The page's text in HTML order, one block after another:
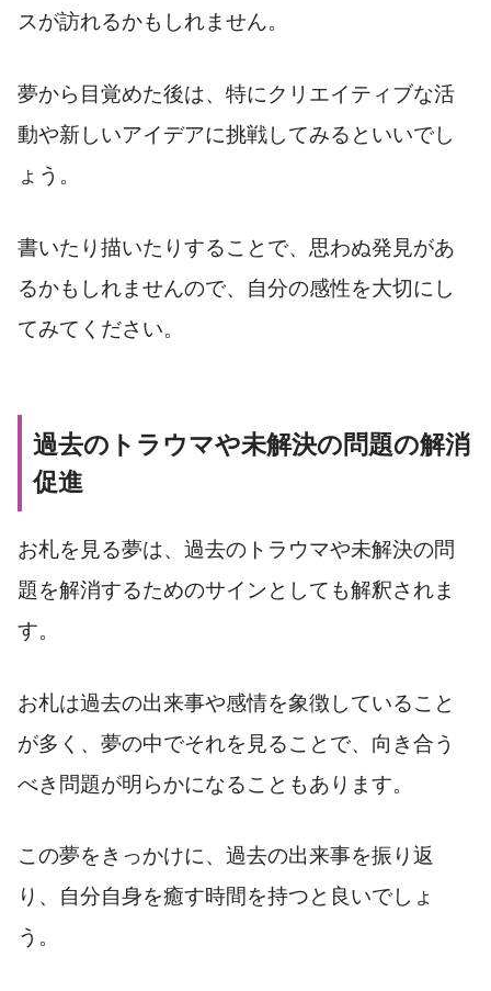
スが訪れるかもしれません。
夢から目覚めた後は、特にクリエイティブな活
動や新しいアイデアに挑戦してみるといいでし
ょう。
書いたり描いたりすることで、思わぬ発見があ
るかもしれませんので、自分の感性を大切にし
てみてください。
過去のトラウマや未解決の問題の解消
促進
お札を見る夢は、過去のトラウマや未解決の問
題を解消するためのサインとしても解釈されま
す。
お札は過去の出来事や感情を象徴していること
が多く、夢の中でそれを見ることで、向き合う
べき問題が明らかになることもあります。
この夢をきっかけに、過去の出来事を振り返
り、自分自身を癒す時間を持つと良いでしょ
う。